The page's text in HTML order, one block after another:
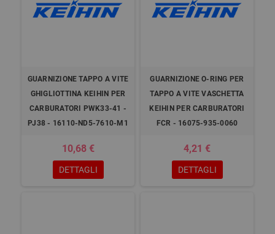
GUARNIZIONE TAPPO A VITE
GHIGLIOTTINA KEIHIN PER
CARBURATORI PWK33-41 -
PJ38 - 16110-ND5-7610-M1
10,68 €
DETTAGLI
GUARNIZIONE O-RING PER
TAPPO A VITE VASCHETTA
KEIHIN PER CARBURATORI
FCR - 16075-935-0060
4,21 €
DETTAGLI